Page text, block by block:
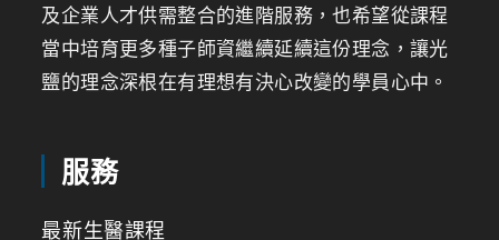
及企業人才供需整合的進階服務，也希望從課程
當中培育更多種子師資繼續延續這份理念，讓光
鹽的理念深根在有理想有決心改變的學員心中。
服務
最新生醫課程